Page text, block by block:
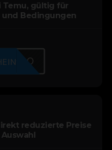
Temu, gültig für
Bedingungen
reduzierte Preise